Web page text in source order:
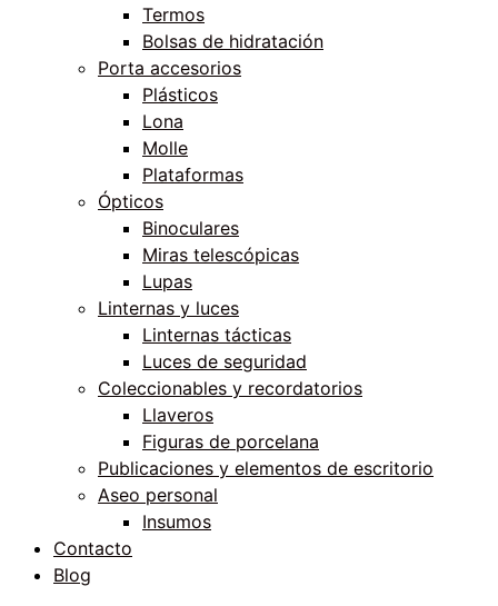
Termos
Bolsas de hidratación
Porta accesorios
Plásticos
Lona
Molle
Plataformas
Ópticos
Binoculares
Miras telescópicas
Lupas
Linternas y luces
Linternas tácticas
Luces de seguridad
Coleccionables y recordatorios
Llaveros
Figuras de porcelana
Publicaciones y elementos de escritorio
Aseo personal
Insumos
Contacto
Blog